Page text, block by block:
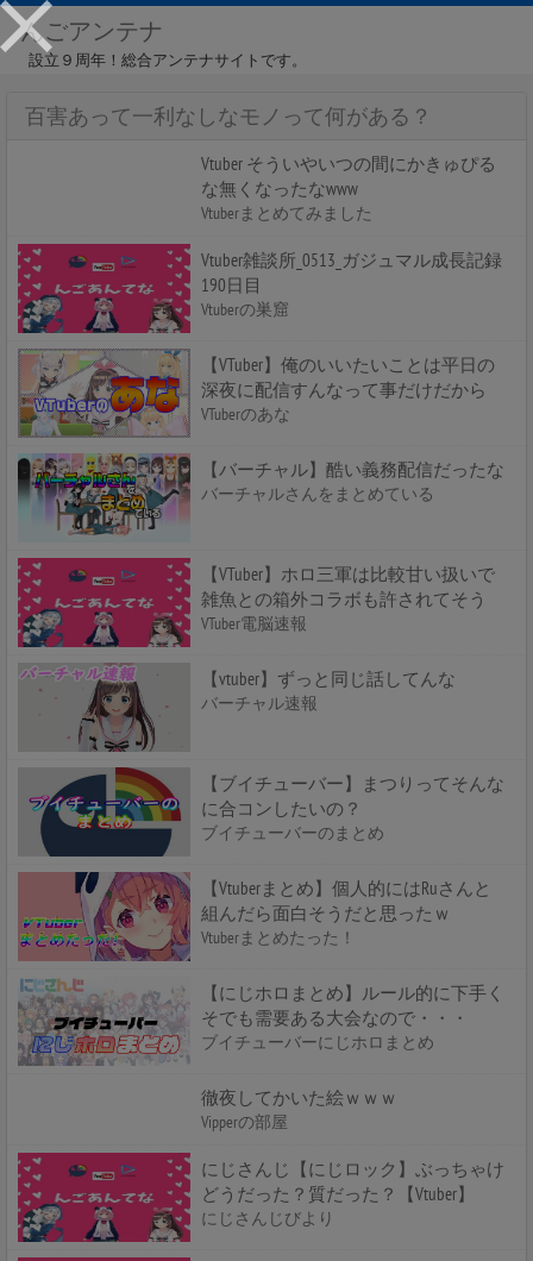
んごアンテナ
設立９周年！総合アンテナサイトです。
百害あって一利なしなモノって何がある？
Vtuber そういやいつの間にかきゅぴる
な無くなったなwww
Vtuberまとめてみました
Vtuber雑談所_0513_ガジュマル成長記録
190日目
Vtuberの巣窟
【VTuber】俺のいいたいことは平日の
深夜に配信すんなって事だけだから
VTuberのあな
【バーチャル】酷い義務配信だったな
バーチャルさんをまとめている
【VTuber】ホロ三軍は比較甘い扱いで
雑魚との箱外コラボも許されてそう
VTuber電脳速報
【vtuber】ずっと同じ話してんな
バーチャル速報
【ブイチューバー】まつりってそんな
に合コンしたいの？
ブイチューバーのまとめ
【Vtuberまとめ】個人的にはRuさんと
組んだら面白そうだと思ったｗ
Vtuberまとめたった！
【にじホロまとめ】ルール的に下手く
そでも需要ある大会なので・・・
ブイチューバーにじホロまとめ
徹夜してかいた絵ｗｗｗ
Vipperの部屋
にじさんじ【にじロック】ぶっちゃけ
どうだった？質だった？【Vtuber】
にじさんじびより